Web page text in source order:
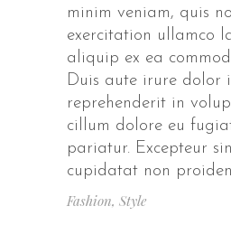
minim veniam, quis
exercitation ullamco
aliquip ex ea
Duis aute irure dolor
reprehenderit in
cillum dolore eu
pariatur. Excepteur
cupidatat non
Fashion, Style